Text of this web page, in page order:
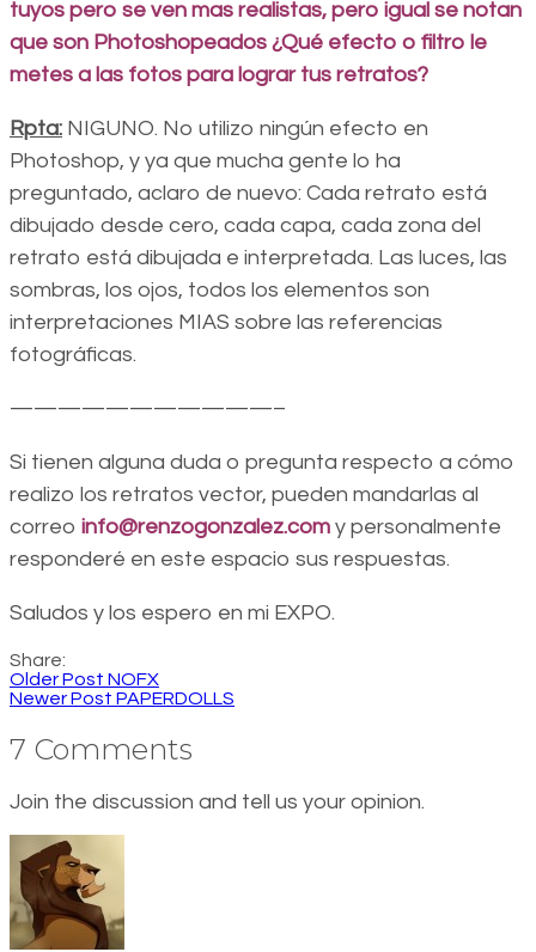
tuyos pero se ven mas realistas, pero igual se notan
que son Photoshopeados ¿Qué efecto o filtro le
metes a las fotos para lograr tus retratos?
Rpta: NIGUNO. No utilizo ningún efecto en
Photoshop, y ya que mucha gente lo ha
preguntado, aclaro de nuevo: Cada retrato está
dibujado desde cero, cada capa, cada zona del
retrato está dibujada e interpretada. Las luces, las
sombras, los ojos, todos los elementos son
interpretaciones MIAS sobre las referencias
fotográficas.
———————————–
Si tienen alguna duda o pregunta respecto a cómo
realizo los retratos vector, pueden mandarlas al
correo info@renzogonzalez.com y personalmente
responderé en este espacio sus respuestas.
Saludos y los espero en mi EXPO.
Share:
Older Post NOFX
Newer Post PAPERDOLLS
7 Comments
Join the discussion and tell us your opinion.